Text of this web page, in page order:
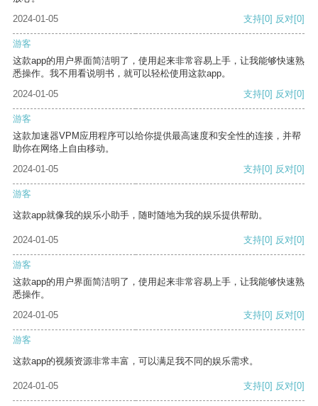
2024-01-05
支持[0] 反对[0]
游客
这款app的用户界面简洁明了，使用起来非常容易上手，让我能够快速熟
悉操作。我不用看说明书，就可以轻松使用这款app。
2024-01-05
支持[0] 反对[0]
游客
这款加速器VPM应用程序可以给你提供最高速度和安全性的连接，并帮
助你在网络上自由移动。
2024-01-05
支持[0] 反对[0]
游客
这款app就像我的娱乐小助手，随时随地为我的娱乐提供帮助。
2024-01-05 支持[0] 反对[0]
游客
这款app的用户界面简洁明了，使用起来非常容易上手，让我能够快速熟
悉操作。
2024-01-05
支持[0] 反对[0]
游客
这款app的视频资源非常丰富，可以满足我不同的娱乐需求。
2024-01-05 支持[0] 反对[0]